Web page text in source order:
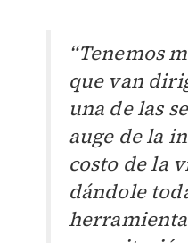
“Tenemos
que van
una de las
auge de la
costo de la
dándole